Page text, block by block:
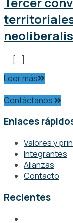
[...]
Leer más
Contáctanos
Enlaces
Valores y
Integrantes
Alianzas
Contacto
Recientes